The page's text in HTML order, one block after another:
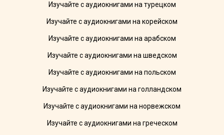
Изучайте с аудиокнигами на турецком
Изучайте с аудиокнигами на корейском
Изучайте с аудиокнигами на арабском
Изучайте с аудиокнигами на шведском
Изучайте с аудиокнигами на польском
Изучайте с аудиокнигами на голландском
Изучайте с аудиокнигами на норвежском
Изучайте с аудиокнигами на греческом